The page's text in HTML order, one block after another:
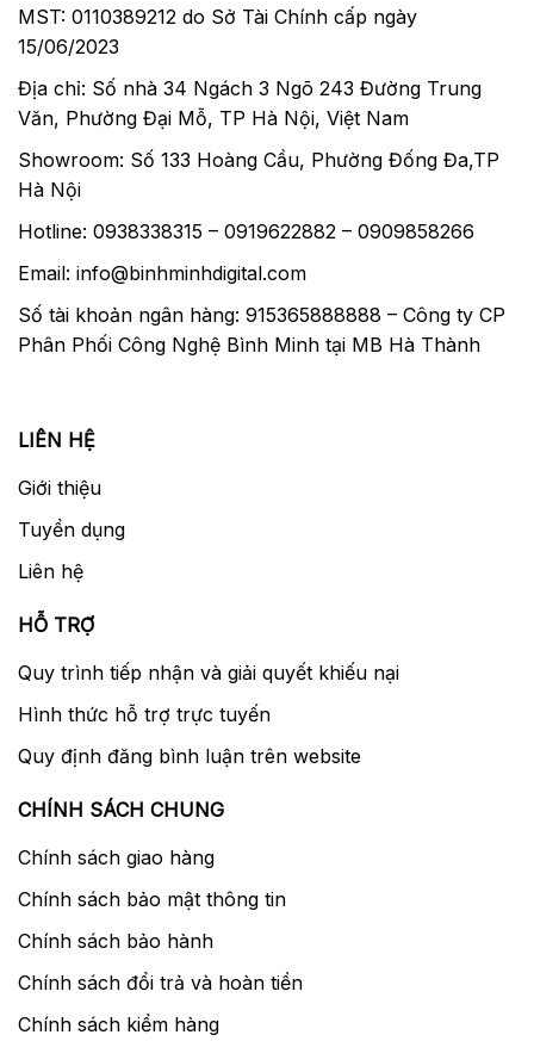
MST: 0110389212 do Sở Tài Chính cấp ngày
15/06/2023
Địa chỉ: Số nhà 34 Ngách 3 Ngõ 243 Đường Trung
Văn, Phường Đại Mỗ, TP Hà Nội, Việt Nam
Showroom: Số 133 Hoàng Cầu, Phường Đống Đa,TP
Hà Nội
Hotline: 0938338315 – 0919622882 – 0909858266
Email: info@binhminhdigital.com
Số tài khoản ngân hàng: 915365888888 – Công ty CP
Phân Phối Công Nghệ Bình Minh tại MB Hà Thành
LIÊN HỆ
Giới thiệu
Tuyển dụng
Liên hệ
HỖ TRỢ
Quy trình tiếp nhận và giải quyết khiếu nại
Hình thức hỗ trợ trực tuyến
Quy định đăng bình luận trên website
CHÍNH SÁCH CHUNG
Chính sách giao hàng
Chính sách bảo mật thông tin
Chính sách bảo hành
Chính sách đổi trả và hoàn tiền
Chính sách kiểm hàng